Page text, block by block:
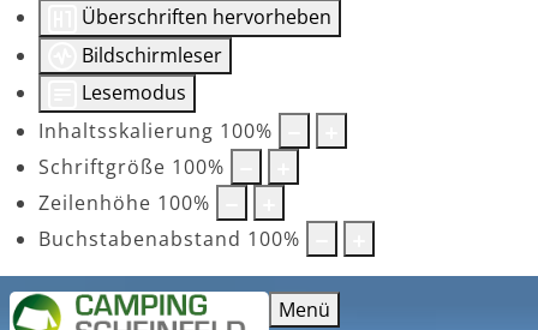
Überschriften hervorheben
Bildschirmleser
Lesemodus
Inhaltsskalierung 100%
Schriftgröße 100%
Zeilenhöhe 100%
Buchstabenabstand 100%
Menü